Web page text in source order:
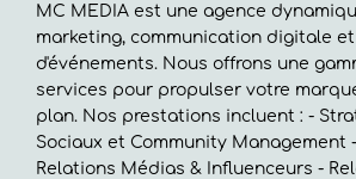
MC MEDIA est une agence
marketing, communication digitale
d'événements. Nous offrons une
services pour propulser votre
plan. Nos prestations incluent : -
Sociaux et Community Management
Relations Médias & Influenceurs -